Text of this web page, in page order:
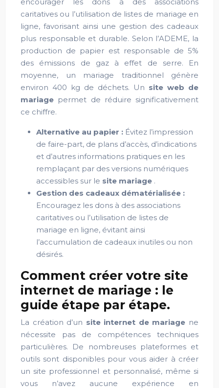
caritatives ou l’utilisation de listes de mariage en
ligne, favorisant ainsi une gestion des cadeaux
plus responsable et durable. Selon l’ADEME, la
production de papier est responsable de 5%
des émissions de gaz à effet de serre. En
moyenne, un mariage traditionnel génère
environ 400 kg de déchets. Un site web de
mariage permet de réduire significativement
ce chiffre.
Alternative au papier : Évitez l’impression
de faire-part, de plans d’accès, d’indications
et d’autres informations pratiques en les
remplaçant par des versions numériques
accessibles sur le site mariage .
Gestion des cadeaux dématérialisée :
Encouragez les dons à des associations
caritatives ou l’utilisation de listes de
mariage en ligne, évitant ainsi
l’accumulation de cadeaux inutiles ou non
désirés.
Comment créer votre site
internet de mariage : le
guide étape par étape.
La création d’un site internet de mariage ne
nécessite pas de compétences techniques
particulières. De nombreuses plateformes et
outils sont disponibles pour vous aider à créer
un site professionnel et personnalisé, même si
vous n’avez aucune expérience en